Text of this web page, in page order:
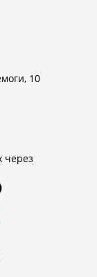
10
через